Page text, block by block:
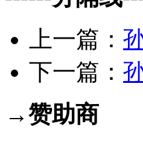
上一篇：
下一篇：
→赞助商